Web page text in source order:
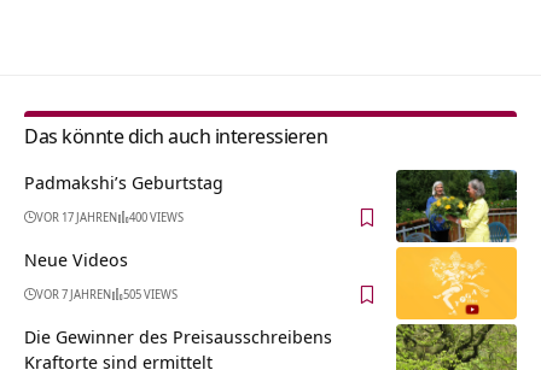
Das könnte dich auch interessieren
Padmakshi’s Geburtstag
VOR 17 JAHREN 400 VIEWS
Neue Videos
VOR 7 JAHREN 505 VIEWS
Die Gewinner des Preisausschreibens
Kraftorte sind ermittelt